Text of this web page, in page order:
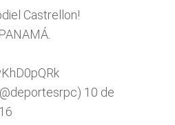
Castrellon!
10 de